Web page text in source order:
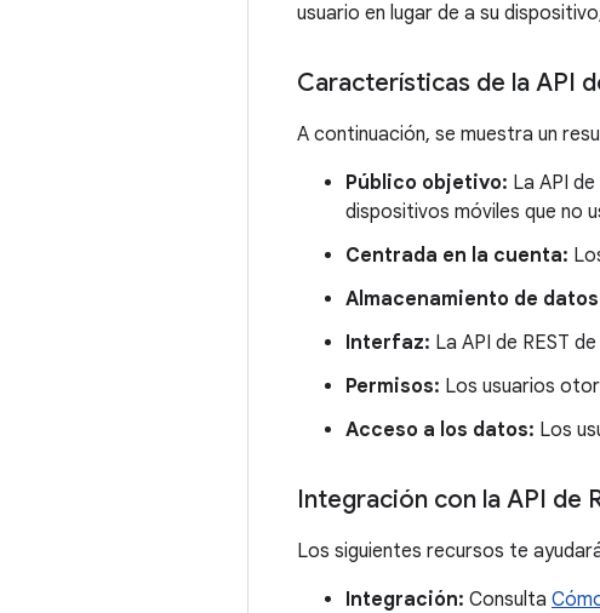
usuario en lugar de a su
Características de la API
A continuación, se muestra un
Público objetivo: La API
dispositivos móviles que no
Centrada en la cuenta:
Almacenamiento de
Interfaz: La API de REST
Permisos: Los usuarios
Acceso a los datos: Los
Integración con la API de
Los siguientes recursos te
Integración: Consulta